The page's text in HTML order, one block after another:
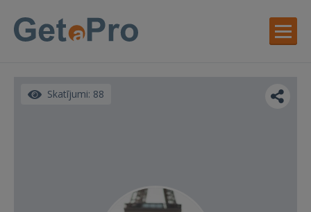
Skatījumi: 88